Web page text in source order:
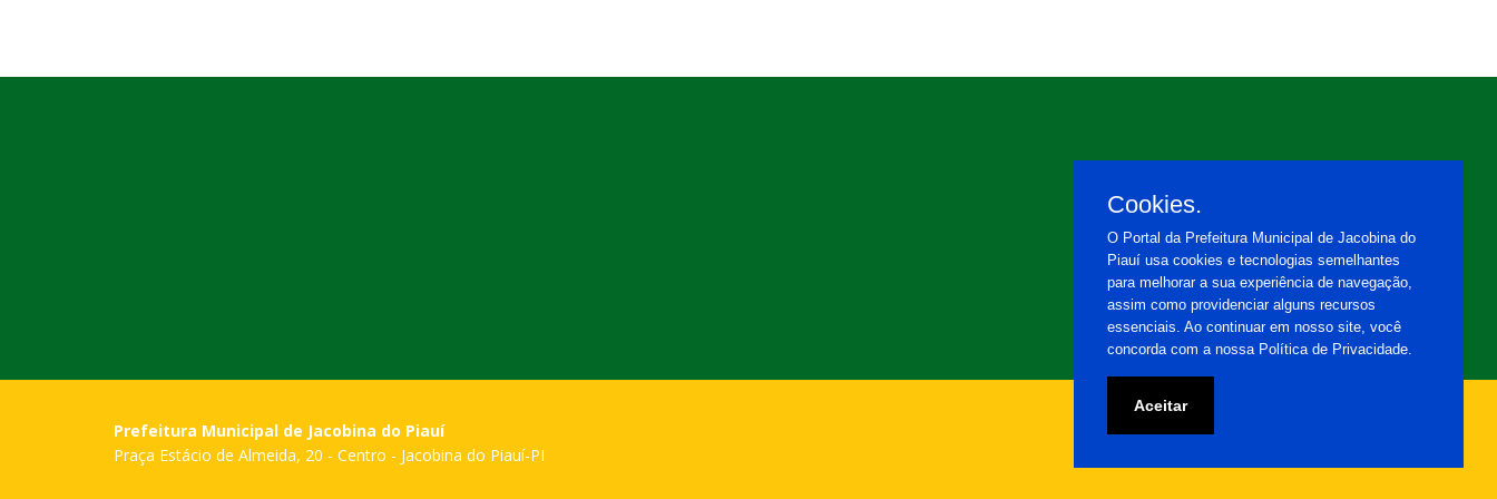
Prefeitura Municipal de Jacobina do Piauí
Praça Estácio de Almeida, 20 - Centro - Jacobina do Piauí-PI
Cookies.
O Portal da Prefeitura Municipal de Jacobina do
Piauí usa cookies e tecnologias semelhantes
para melhorar a sua experiência de navegação,
assim como providenciar alguns recursos
essenciais. Ao continuar em nosso site, você
concorda com a nossa Política de Privacidade.
Aceitar